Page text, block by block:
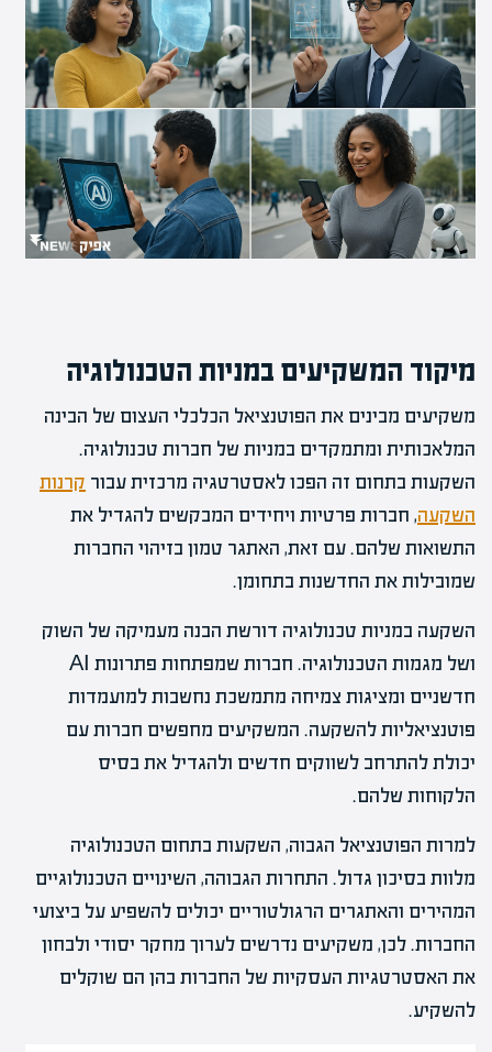
מיקוד המשקיעים במניות הטכנולוגיה
משקיעים מבינים את הפוטנציאל הכלכלי העצום של הבינה
המלאכותית ומתמקדים במניות של חברות טכנולוגיה.
השקעות בתחום זה הפכו לאסטרטגיה מרכזית עבור קרנות
השקעה, חברות פרטיות ויחידים המבקשים להגדיל את
התשואות שלהם. עם זאת, האתגר טמון בזיהוי החברות
שמובילות את החדשנות בתחומן.
השקעה במניות טכנולוגיה דורשת הבנה מעמיקה של השוק
ושל מגמות הטכנולוגיה. חברות שמפתחות פתרונות AI
חדשניים ומציגות צמיחה מתמשכת נחשבות למועמדות
פוטנציאליות להשקעה. המשקיעים מחפשים חברות עם
יכולת להתרחב לשווקים חדשים ולהגדיל את בסיס
הלקוחות שלהם.
למרות הפוטנציאל הגבוה, השקעות בתחום הטכנולוגיה
מלוות בסיכון גדול. התחרות הגבוהה, השינויים הטכנולוגיים
המהירים והאתגרים הרגולטוריים יכולים להשפיע על ביצועי
החברות. לכן, משקיעים נדרשים לערוך מחקר יסודי ולבחון
את האסטרטגיות העסקיות של החברות בהן הם שוקלים
להשקיע.